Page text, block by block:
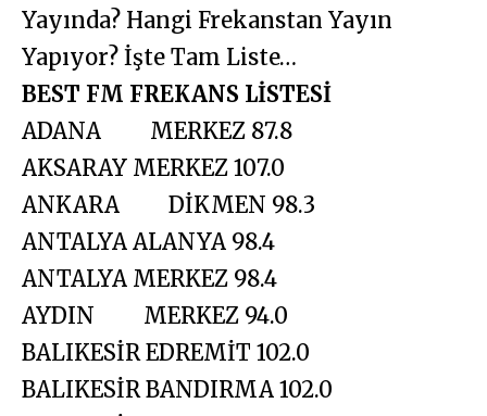
Yayında? Hangi Frekanstan Yayın
Yapıyor? İşte Tam Liste…
BEST FM FREKANS LİSTESİ
ADANA MERKEZ 87.8
AKSARAY MERKEZ 107.0
ANKARA DİKMEN 98.3
ANTALYA ALANYA 98.4
ANTALYA MERKEZ 98.4
AYDIN MERKEZ 94.0
BALIKESİR EDREMİT 102.0
BALIKESİR BANDIRMA 102.0